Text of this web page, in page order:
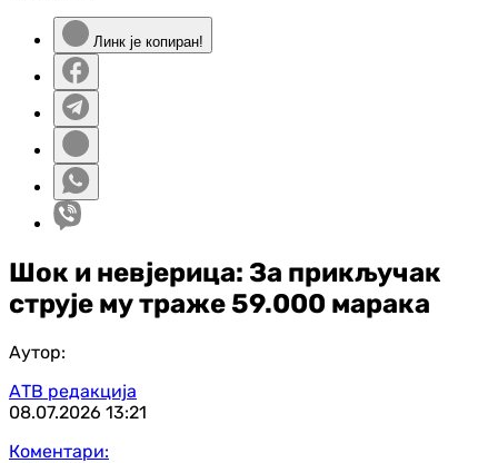
Линк је копиран!
Шок и невјерица: За прикључак
струје му траже 59.000 марака
Аутор:
АТВ редакција
08.07.2026 13:21
Коментари: